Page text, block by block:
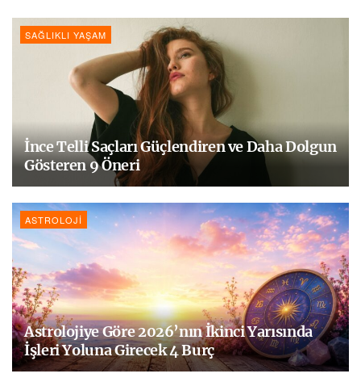
SAĞLIKLI YAŞAM
İnce Telli Saçları Güçlendiren ve Daha Dolgun
Gösteren 9 Öneri
ASTROLOJI
Astrolojiye Göre 2026’nın İkinci Yarısında
İşleri Yoluna Girecek 4 Burç